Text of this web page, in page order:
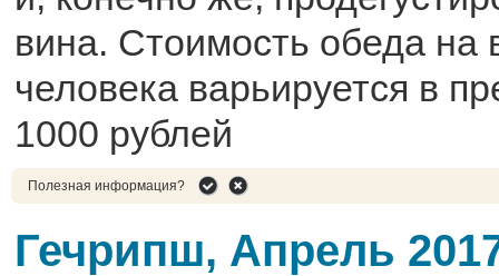
вина. Стоимость обеда на
человека варьируется в
1000 рублей
Полезная информация?
Гечрипш, Апрель